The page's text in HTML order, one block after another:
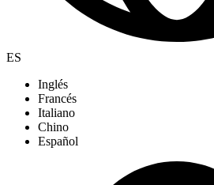
ES
Inglés
Francés
Italiano
Chino
Español